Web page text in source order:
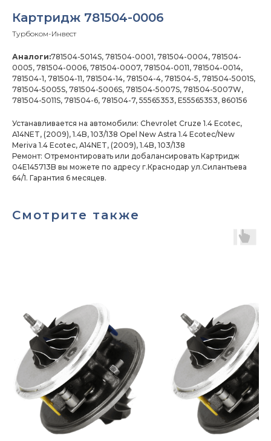
Картридж 781504-0006
Турбоком-Инвест
Аналоги:781504-5014S, 781504-0001, 781504-0004, 781504-
0005, 781504-0006, 781504-0007, 781504-0011, 781504-0014,
781504-1, 781504-11, 781504-14, 781504-4, 781504-5, 781504-5001S,
781504-5005S, 781504-5006S, 781504-5007S, 781504-5007W,
781504-5011S, 781504-6, 781504-7, 55565353, E55565353, 860156
Устанавливается на автомобили: Chevrolet Cruze 1.4 Ecotec,
A14NET, (2009), 1.4B, 103/138 Opel New Astra 1.4 Ecotec/New
Meriva 1.4 Ecotec, A14NET, (2009), 1.4B, 103/138
Ремонт: Отремонтировать или добалансировать Картридж
04E145713B вы можете по адресу г.Краснодар ул.Силантьева
64/1. Гарантия 6 месяцев.
Смотрите также